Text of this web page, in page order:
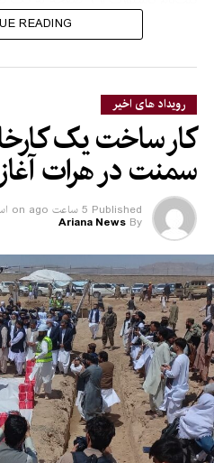
خدمات را سریع‌تر و آسان‌تر کند.
او همچنین از گسترش خدمات
مراسله داخلی را انتقال داده است.
به گفته مجاهد، ارائه خدمات تأیید و
خدمات عاجل، ایجاد مرکز خدمات
منازل از دیگر اقداماتی بوده که
است.
READING
رویداد های اخیر
کار ساخت یک
سمنت در هرات
Published 5 ساعت ago on اسد
By
Ariana News